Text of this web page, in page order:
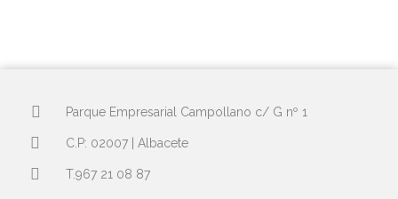
Parque Empresarial Campollano c/ G nº 1
C.P: 02007 | Albacete
T.967 21 08 87